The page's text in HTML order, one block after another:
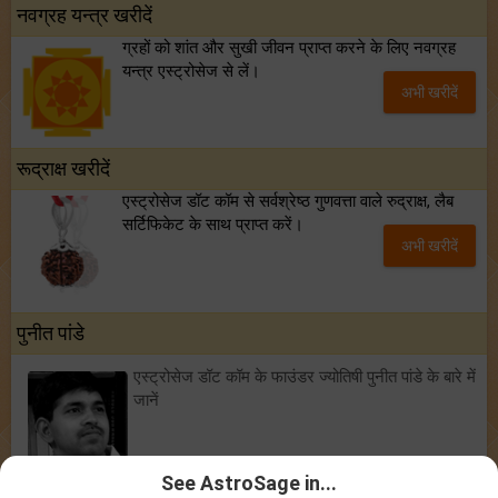
नवग्रह यन्त्र खरीदें
ग्रहों को शांत और सुखी जीवन प्राप्त करने के लिए नवग्रह
यन्त्र एस्ट्रोसेज से लें।
अभी खरीदें
रूद्राक्ष खरीदें
एस्ट्रोसेज डॉट कॉम से सर्वश्रेष्ठ गुणवत्ता वाले रुद्राक्ष, लैब
सर्टिफिकेट के साथ प्राप्त करें।
अभी खरीदें
पुनीत पांडे
एस्ट्रोसेज डॉट कॉम के फाउंडर ज्योतिषी पुनीत पांडे के बारे में
जानें
See AstroSage in...